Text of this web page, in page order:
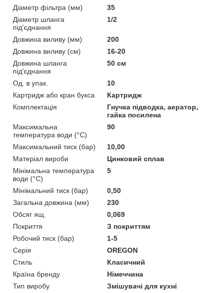
Діаметр фільтра (мм)
35
Діаметр шланга
під'єднання
1/2
Довжина виливу (мм)
200
Довжина виливу (см)
16-20
Довжина шланга
під'єднання
50 см
Од. в упак.
10
Картридж або кран букса
Картридж
Комплектація
Гнучка підводка, аератор,
гайка посилена
Максимальна
температура води (°C)
90
Максимальний тиск (бар)
10,00
Матеріал вироби
Цинковий сплав
Мінімальна температура
води (°C)
5
Мінімальний тиск (бар)
0,50
Загальна довжина (мм)
230
Обсяг ящ.
0,069
Покриття
З покриттям
Робочий тиск (бар)
1-5
Серія
OREGON
Стиль
Класичний
Країна бренду
Німеччина
Тип виробу
Змішувачі для кухні